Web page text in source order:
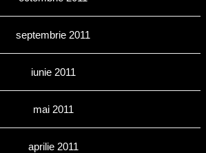
septembrie 2011
iunie 2011
mai 2011
aprilie 2011